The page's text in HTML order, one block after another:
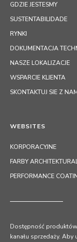
GDZIE JESTESMY
SUSTENTABILIDADE
RYNKI
DOKUMENTACJA
NASZE LOKALIZACJE
WSPARCIE KLIENTA
SKONTAKTUJ SIE Z
WEBSITES
KORPORACYJNE
FARBY
PERFORMANCE
Dostępność
kanału sprzedaży.